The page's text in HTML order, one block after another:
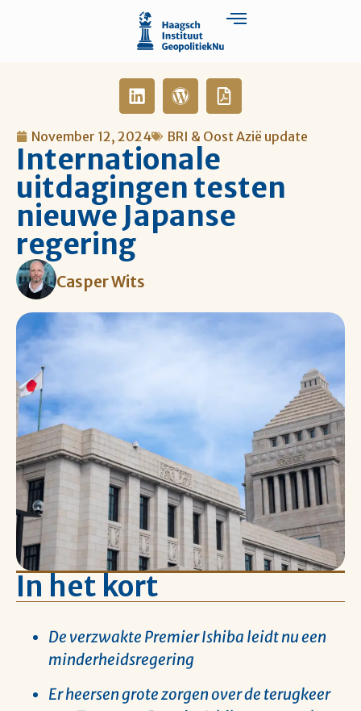
November 12, 2024 BRI & Oost Azië update
Internationale
uitdagingen testen
nieuwe Japanse
regering
Casper Wits
In het kort
De verzwakte Premier Ishiba leidt nu een
minderheidsregering
Er heersen grote zorgen over de terugkeer